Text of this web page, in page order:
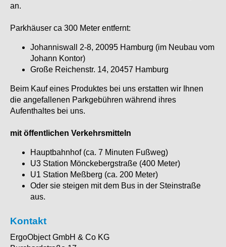
an.
Parkhäuser ca 300 Meter entfernt:
Johanniswall 2-8, 20095 Hamburg (im Neubau vom
Johann Kontor)
Große Reichenstr. 14, 20457 Hamburg
Beim Kauf eines Produktes bei uns erstatten wir Ihnen
die angefallenen Parkgebühren während ihres
Aufenthaltes bei uns.
mit öffentlichen Verkehrsmitteln
Hauptbahnhof (ca. 7 Minuten Fußweg)
U3 Station Mönckebergstraße (400 Meter)
U1 Station Meßberg (ca. 200 Meter)
Oder sie steigen mit dem Bus in der Steinstraße
aus.
Kontakt
ErgoObject GmbH & Co KG